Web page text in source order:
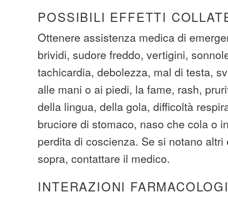
POSSIBILI EFFETTI
Ottenere assistenza medica di
brividi, sudore freddo, vertigini,
tachicardia, debolezza, mal di testa,
alle mani o ai piedi, la fame, rash,
della lingua, della gola, difficoltà
bruciore di stomaco, naso che cola o
perdita di coscienza. Se si notano
sopra, contattare il medico.
INTERAZIONI